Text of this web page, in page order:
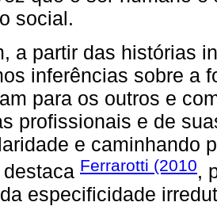
social.
a partir das histórias
inferências sobre a
para os outros e
profissionais e de
e caminhando
Ferrarotti (2010,
especificidade